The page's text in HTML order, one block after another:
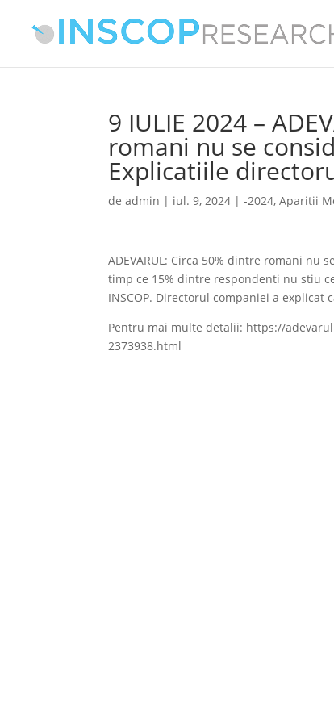
9 IULIE 2024 –
romani nu se
Explicatiile
deadmin | iul. 9, 2024 |-2024,Aparitii
ADEVARUL: Circa 50% dintre romani
timp ce 15% dintre respondenti nu stiu
INSCOP. Directorul companiei a
Pentru mai multe detalii: https://
2373938.html